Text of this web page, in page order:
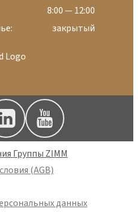
8:00 — 12:00
закрытый
Группы ZIMM
(AGB)
данных